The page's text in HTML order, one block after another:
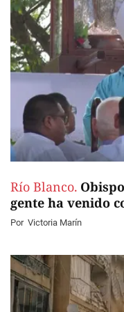
Río Blanco.
gente ha venido
Por Victoria Marín